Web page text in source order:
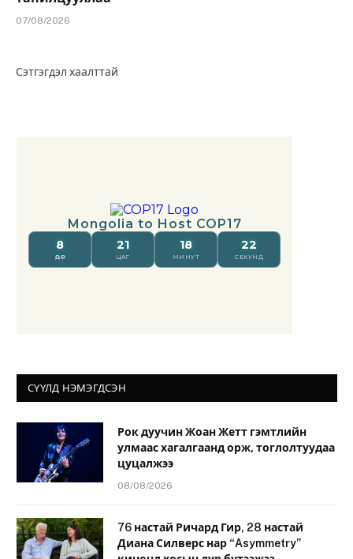
07/08/2026
Сэтгэгдэл хаалттай
СҮҮЛД НЭМЭГДСЭН
Рок дуучин Жоан Жетт гэмтлийн
улмаас хагалгаанд орж, тоглолтуудаа
цуцалжээ
08/08/2026
76 настай Ричард Гир, 28 настай
Диана Силверс нар “Asymmetry”